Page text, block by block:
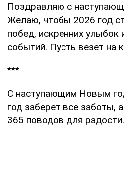
Поздравляю с
Желаю, чтобы 2026 год
побед, искренних улыбок
событий. Пусть везет на
***
С наступающим Новым
год заберет все заботы,
365 поводов для